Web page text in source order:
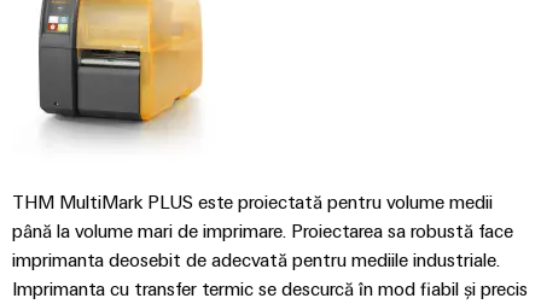
Ingineria
digitală de
superior -
intuitivă,
THM MultiMark PLUS este proiectată pentru volume medii
până la volume mari de imprimare. Proiectarea sa robustă face
imprimanta deosebit de adecvată pentru mediile industriale.
Imprimanta cu transfer termic se descurcă în mod fiabil și precis